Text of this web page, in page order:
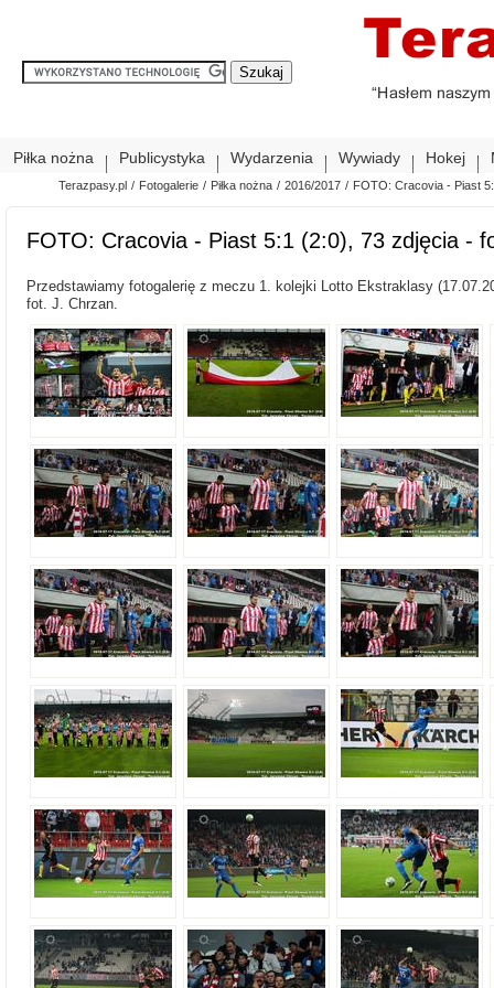
Piłka nożna Publicystyka Wydarzenia Wywiady Hokej
Terazpasy.pl / Fotogalerie / Piłka nożna / 2016/2017 / FOTO: Cracovia - Piast
FOTO: Cracovia - Piast 5:1 (2:0), 73 zdjęcia -
Przedstawiamy fotogalerię z meczu 1. kolejki Lotto Ekstraklasy
fot. J. Chrzan.